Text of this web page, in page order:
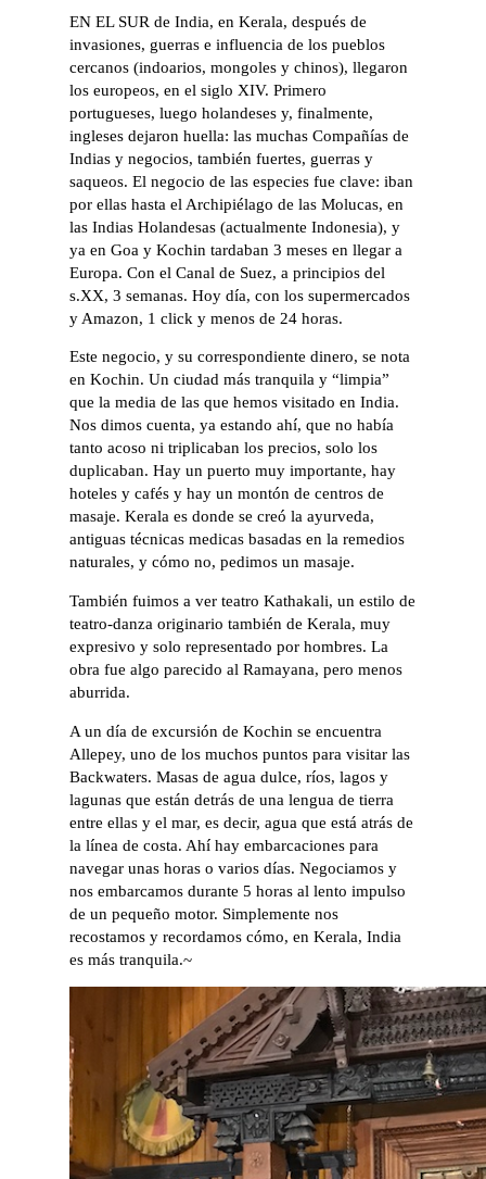
EN EL SUR de India, en Kerala, después de
invasiones, guerras e influencia de los pueblos
cercanos (indoarios, mongoles y chinos), llegaron
los europeos, en el siglo XIV. Primero
portugueses, luego holandeses y, finalmente,
ingleses dejaron huella: las muchas Compañías de
Indias y negocios, también fuertes, guerras y
saqueos. El negocio de las especies fue clave: iban
por ellas hasta el Archipiélago de las Molucas, en
las Indias Holandesas (actualmente Indonesia), y
ya en Goa y Kochin tardaban 3 meses en llegar a
Europa. Con el Canal de Suez, a principios del
s.XX, 3 semanas. Hoy día, con los supermercados
y Amazon, 1 click y menos de 24 horas.
Este negocio, y su correspondiente dinero, se nota
en Kochin. Un ciudad más tranquila y “limpia”
que la media de las que hemos visitado en India.
Nos dimos cuenta, ya estando ahí, que no había
tanto acoso ni triplicaban los precios, solo los
duplicaban. Hay un puerto muy importante, hay
hoteles y cafés y hay un montón de centros de
masaje. Kerala es donde se creó la ayurveda,
antiguas técnicas medicas basadas en la remedios
naturales, y cómo no, pedimos un masaje.
También fuimos a ver teatro Kathakali, un estilo de
teatro-danza originario también de Kerala, muy
expresivo y solo representado por hombres. La
obra fue algo parecido al Ramayana, pero menos
aburrida.
A un día de excursión de Kochin se encuentra
Allepey, uno de los muchos puntos para visitar las
Backwaters. Masas de agua dulce, ríos, lagos y
lagunas que están detrás de una lengua de tierra
entre ellas y el mar, es decir, agua que está atrás de
la línea de costa. Ahí hay embarcaciones para
navegar unas horas o varios días. Negociamos y
nos embarcamos durante 5 horas al lento impulso
de un pequeño motor. Simplemente nos
recostamos y recordamos cómo, en Kerala, India
es más tranquila.~